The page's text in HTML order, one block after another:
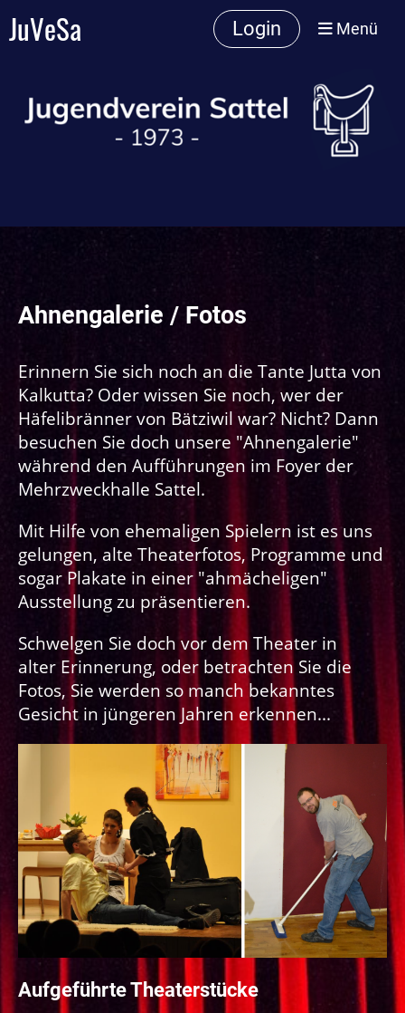
JuVeSa Login Menü
Ahnengalerie / Fotos
Erinnern Sie sich noch an die Tante Jutta von
Kalkutta? Oder wissen Sie noch, wer der
Häfelibränner von Bätziwil war? Nicht? Dann
besuchen Sie doch unsere "Ahnengalerie"
während den Aufführungen im Foyer der
Mehrzweckhalle Sattel.
Mit Hilfe von ehemaligen Spielern ist es uns
gelungen, alte Theaterfotos, Programme und
sogar Plakate in einer "ahmächeligen"
Ausstellung zu präsentieren.
Schwelgen Sie doch vor dem Theater in
alter Erinnerung, oder betrachten Sie die
Fotos, Sie werden so manch bekanntes
Gesicht in jüngeren Jahren erkennen...
Aufgeführte Theaterstücke